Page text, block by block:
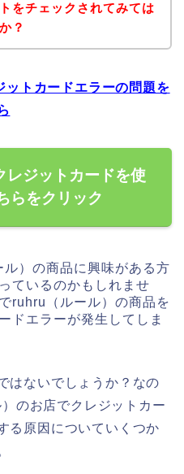
をチェックされてみては
？
トカードエラーの問題を
ジットカードを使
らをクリック
）の商品に興味がある方
ているのかもしれませ
ruhru（ルール）の商品を
ドエラーが発生してしま
はないでしょうか？なの
のお店でクレジットカー
る原因についていくつか